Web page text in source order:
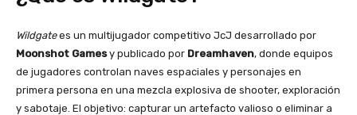
Wildgatees un multijugador competitivo JcJ desarrollado por
Moonshot Gamesy publicado por Dreamhaven, donde equipos
de jugadores controlan naves espaciales y personajes en
primera persona en una mezcla explosiva de shooter, exploración
y sabotaje. El objetivo: capturar un artefacto valioso o eliminar a